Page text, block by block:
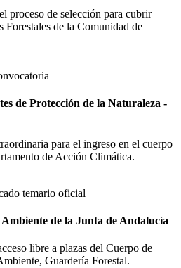
proceso de selección para cubrir
Forestales de la Comunidad de
de Protección de la Naturaleza -
para el ingreso en el cuerpo
de Acción Climática.
temario oficial
de la Junta de Andalucía
libre a plazas del Cuerpo de
Guardería Forestal.